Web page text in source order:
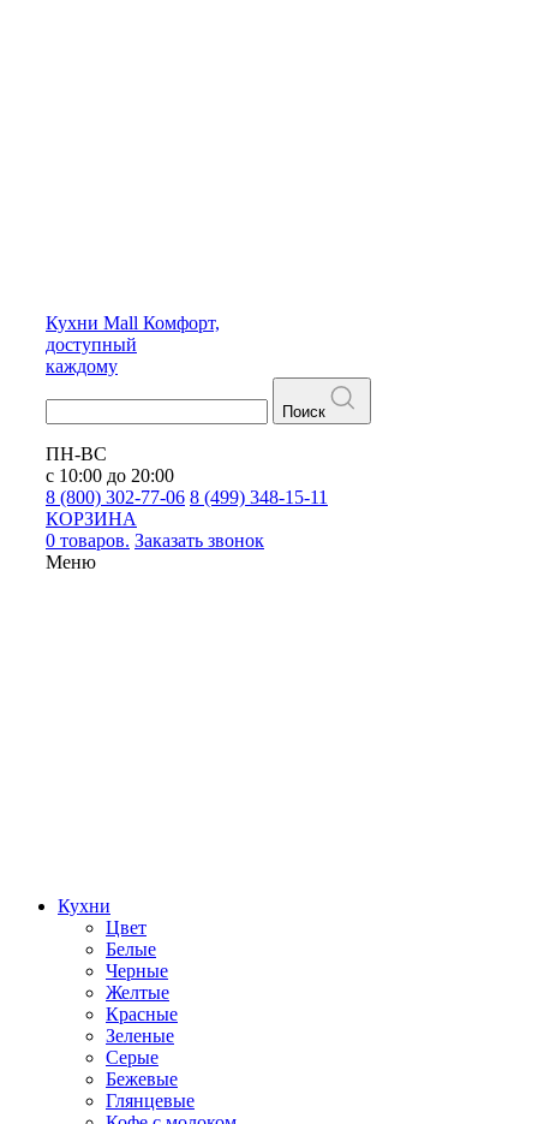
Кухни Mall Комфорт,
доступный
каждому
Поиск
ПН-ВС
с 10:00 до 20:00
8 (800) 302-77-06 8 (499) 348-15-11
КОРЗИНА
0 товаров. Заказать звонок
Меню
Кухни
Цвет
Белые
Черные
Желтые
Красные
Зеленые
Серые
Бежевые
Глянцевые